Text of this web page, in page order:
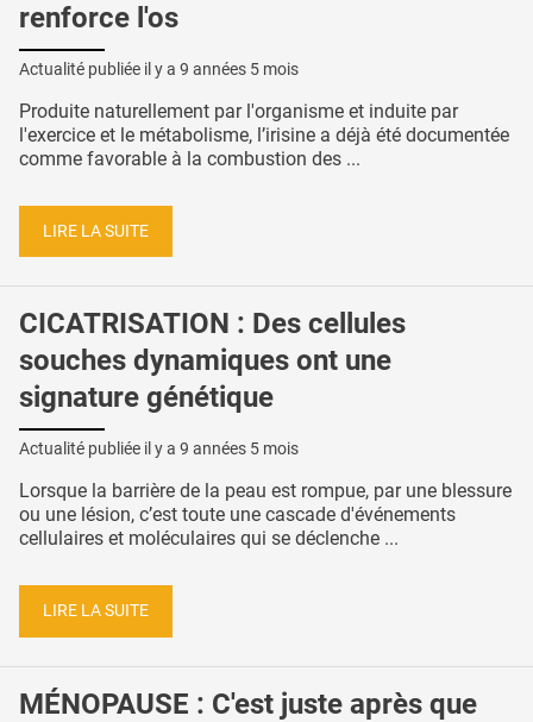
renforce l'os
Actualité publiée il y a 9 années 5 mois
Produite naturellement par l'organisme et induite par
l'exercice et le métabolisme, l’irisine a déjà été documentée
comme favorable à la combustion des ...
LIRE LA SUITE
CICATRISATION : Des cellules
souches dynamiques ont une
signature génétique
Actualité publiée il y a 9 années 5 mois
Lorsque la barrière de la peau est rompue, par une blessure
ou une lésion, c’est toute une cascade d'événements
cellulaires et moléculaires qui se déclenche ...
LIRE LA SUITE
MÉNOPAUSE : C'est juste après que